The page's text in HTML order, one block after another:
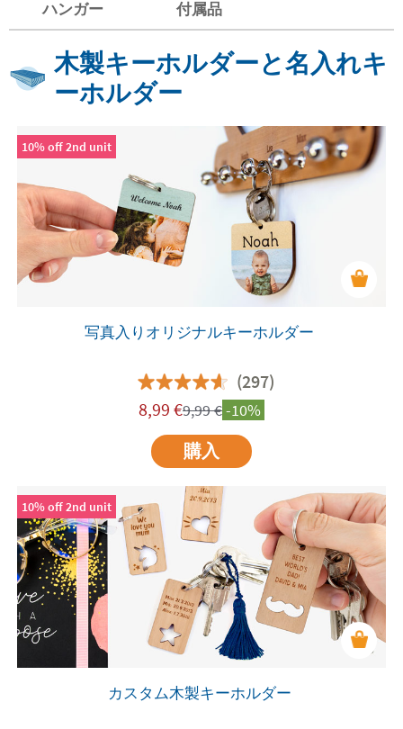
ハンガー 付属品
木製キーホルダーと名入れキ
ーホルダー
10% off 2nd unit
写真入りオリジナルキーホルダー
(297)
8,99 €9,99€-10%
購入
10% off 2nd unit
カスタム木製キーホルダー